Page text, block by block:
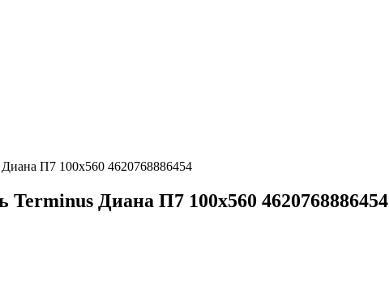
П7 100х560 4620768886454
Terminus Диана П7 100х560 4620768886454